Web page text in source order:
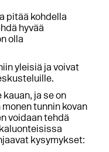
pitää kohdella
hyvää
olla
yleisiä ja voivat
ja se on
tunnin kovan
voidaan tehdä
kysymykset: